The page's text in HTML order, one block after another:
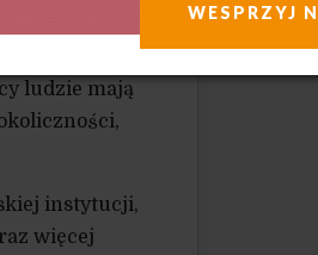
ludzie mają
instytucji,
więcej
WESPRZYJ